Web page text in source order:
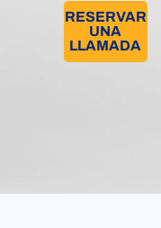
RESERVAR
UNA
LLAMADA